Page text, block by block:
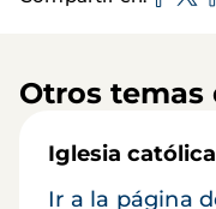
Otros temas
Iglesia católica
Ir a la página